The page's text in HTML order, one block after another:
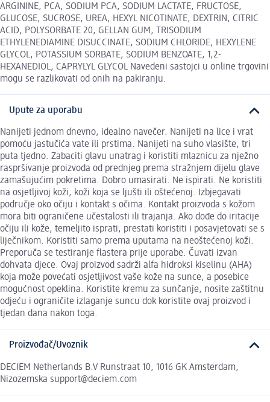
ARGININE, PCA, SODIUM PCA, SODIUM LACTATE, FRUCTOSE,
GLUCOSE, SUCROSE, UREA, HEXYL NICOTINATE, DEXTRIN, CITRIC
ACID, POLYSORBATE 20, GELLAN GUM, TRISODIUM
ETHYLENEDIAMINE DISUCCINATE, SODIUM CHLORIDE, HEXYLENE
GLYCOL, POTASSIUM SORBATE, SODIUM BENZOATE, 1,2-
HEXANEDIOL, CAPRYLYL GLYCOL Navedeni sastojci u online trgovini
mogu se razlikovati od onih na pakiranju.
Upute za uporabu
Nanijeti jednom dnevno, idealno navečer. Nanijeti na lice i vrat
pomoću jastučića vate ili prstima. Nanijeti na suho vlasište, tri
puta tjedno. Zabaciti glavu unatrag i koristiti mlaznicu za nježno
raspršivanje proizvoda od prednjeg prema stražnjem dijelu glave
zamašujućim pokretima. Dobro umasirati. Ne ispirati. Ne koristiti
na osjetljivoj koži, koži koja se ljušti ili oštećenoj. Izbjegavati
područje oko očiju i kontakt s očima. Kontakt proizvoda s kožom
mora biti ograničene učestalosti ili trajanja. Ako dođe do iritacije
očiju ili kože, temeljito isprati, prestati koristiti i posavjetovati se s
liječnikom. Koristiti samo prema uputama na neoštećenoj koži.
Preporuča se testiranje flastera prije uporabe. Čuvati izvan
dohvata djece. Ovaj proizvod sadrži alfa hidroksi kiselinu (AHA)
koja može povećati osjetljivost vaše kože na sunce, a posebice
mogućnost opeklina. Koristite kremu za sunčanje, nosite zaštitnu
odjeću i ograničite izlaganje suncu dok koristite ovaj proizvod i
tjedan dana nakon toga.
Proizvođač/Uvoznik
DECIEM Netherlands B.V Runstraat 10, 1016 GK Amsterdam,
Nizozemska support@deciem.com